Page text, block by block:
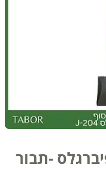
-תבור